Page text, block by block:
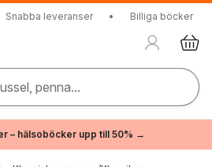
Snabba leveranser • Billiga böcker
penna...
– hälsoböcker upp till 50% →